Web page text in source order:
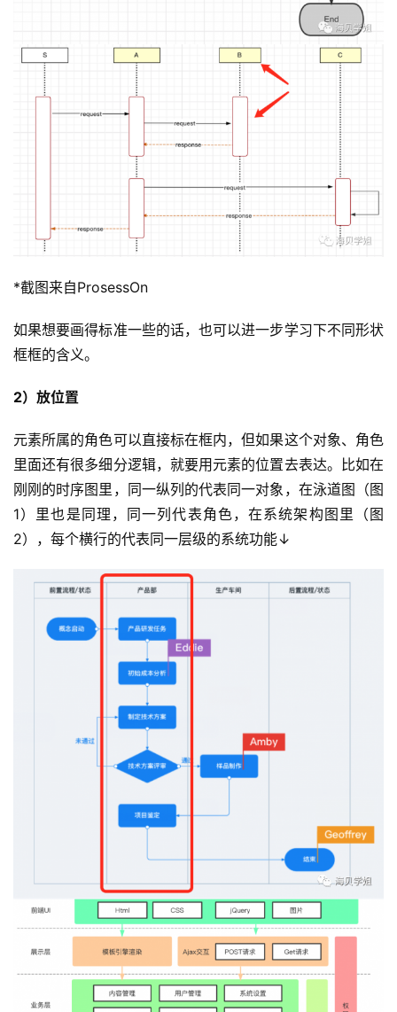
好
诗
*截图来自ProsessOn
如果想要画得标准一些的话，也可以进一步学习下不同形状
框框的含义。
2）放位置
元素所属的角色可以直接标在框内，但如果这个对象、角色
里面还有很多细分逻辑，就要用元素的位置去表达。比如在
刚刚的时序图里，同一纵列的代表同一对象，在泳道图（图
1）里也是同理，同一列代表角色，在系统架构图里（图
2），每个横行的代表同一层级的系统功能↓